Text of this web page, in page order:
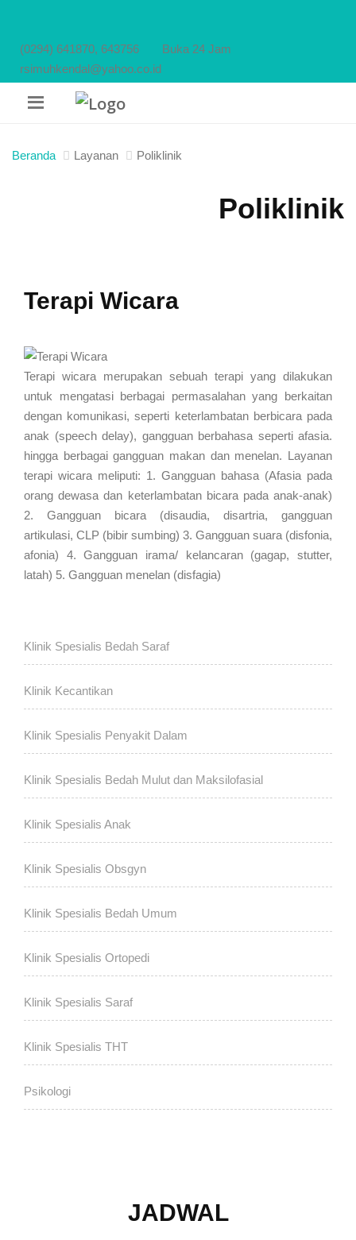
(0294) 641870, 643756
Buka 24 Jam
rsimuhkendal@yahoo.co.id
Beranda Layanan Poliklinik
Poliklinik
Terapi Wicara
Terapi wicara merupakan sebuah terapi yang dilakukan
untuk mengatasi berbagai permasalahan yang berkaitan
dengan komunikasi, seperti keterlambatan berbicara pada
anak (speech delay), gangguan berbahasa seperti afasia.
hingga berbagai gangguan makan dan menelan. Layanan
terapi wicara meliputi: 1. Gangguan bahasa (Afasia pada
orang dewasa dan keterlambatan bicara pada anak-anak)
2. Gangguan bicara (disaudia, disartria, gangguan
artikulasi, CLP (bibir sumbing) 3. Gangguan suara (disfonia,
afonia) 4. Gangguan irama/ kelancaran (gagap, stutter,
latah) 5. Gangguan menelan (disfagia)
Klinik Spesialis Bedah Saraf
Klinik Kecantikan
Klinik Spesialis Penyakit Dalam
Klinik Spesialis Bedah Mulut dan Maksilofasial
Klinik Spesialis Anak
Klinik Spesialis Obsgyn
Klinik Spesialis Bedah Umum
Klinik Spesialis Ortopedi
Klinik Spesialis Saraf
Klinik Spesialis THT
Psikologi
Klinik Spesialis Kulit & Kelamin
JADWAL